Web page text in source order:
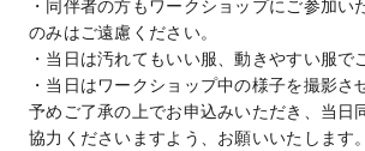
・同伴者の方もワークショップにご参加い
のみはご遠慮ください。
・当日は汚れてもいい服、動きやすい服で
・当日はワークショップ中の様子を撮影さ
予めご了承の上でお申込みいただき、当日
協力くださいますよう、お願いいたします。